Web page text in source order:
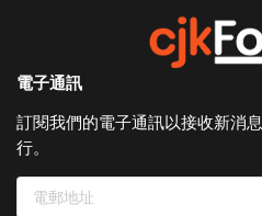
電子通訊
訂閱我們的電子通訊以接收新消
行。